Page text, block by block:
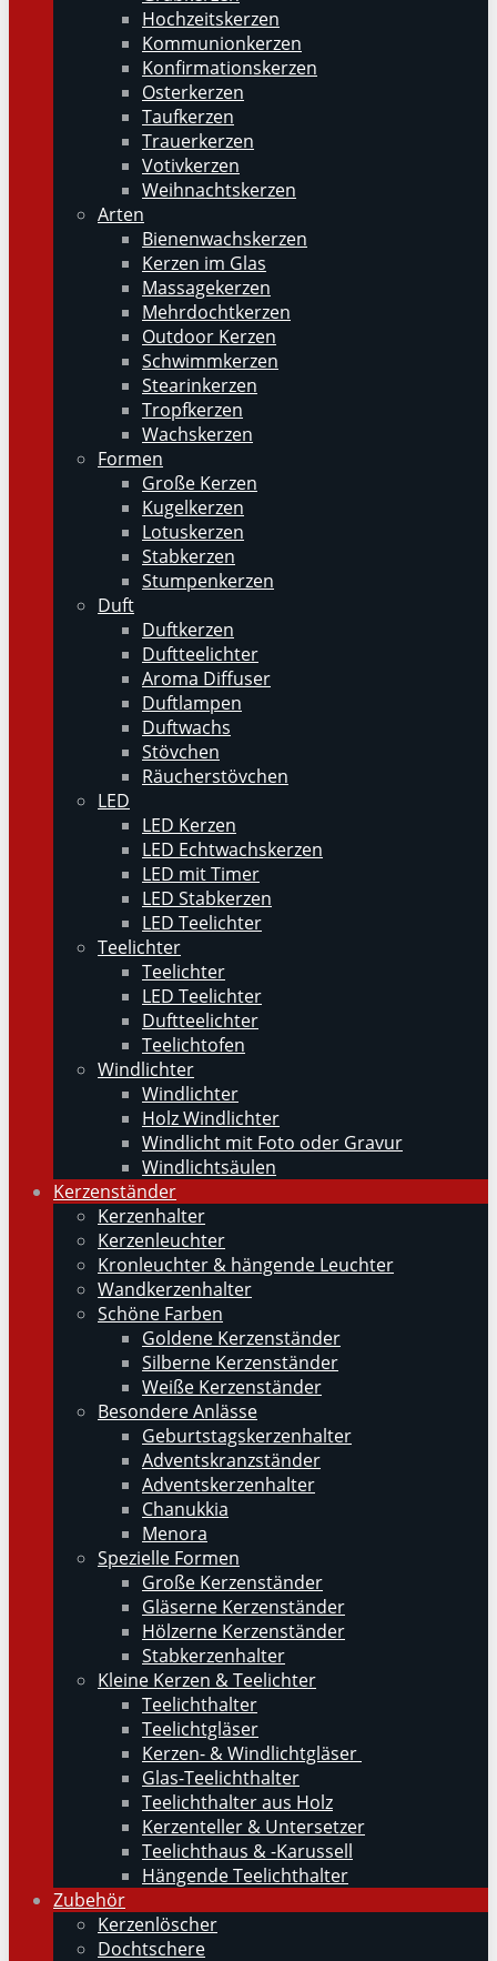
Hochzeitskerzen
Kommunionkerzen
Konfirmationskerzen
Osterkerzen
Taufkerzen
Trauerkerzen
Votivkerzen
Weihnachtskerzen
Arten
Bienenwachskerzen
Kerzen im Glas
Massagekerzen
Mehrdochtkerzen
Outdoor Kerzen
Schwimmkerzen
Stearinkerzen
Tropfkerzen
Wachskerzen
Formen
Große Kerzen
Kugelkerzen
Lotuskerzen
Stabkerzen
Stumpenkerzen
Duft
Duftkerzen
Duftteelichter
Aroma Diffuser
Duftlampen
Duftwachs
Stövchen
Räucherstövchen
LED
LED Kerzen
LED Echtwachskerzen
LED mit Timer
LED Stabkerzen
LED Teelichter
Teelichter
Teelichter
LED Teelichter
Duftteelichter
Teelichtofen
Windlichter
Windlichter
Holz Windlichter
Windlicht mit Foto oder Gravur
Windlichtsäulen
Kerzenständer
Kerzenhalter
Kerzenleuchter
Kronleuchter & hängende Leuchter
Wandkerzenhalter
Schöne Farben
Goldene Kerzenständer
Silberne Kerzenständer
Weiße Kerzenständer
Besondere Anlässe
Geburtstagskerzenhalter
Adventskranzständer
Adventskerzenhalter
Chanukkia
Menora
Spezielle Formen
Große Kerzenständer
Gläserne Kerzenständer
Hölzerne Kerzenständer
Stabkerzenhalter
Kleine Kerzen & Teelichter
Teelichthalter
Teelichtgläser
Kerzen- & Windlichtgläser
Glas-Teelichthalter
Teelichthalter aus Holz
Kerzenteller & Untersetzer
Teelichthaus & -Karussell
Hängende Teelichthalter
Zubehör
Kerzenlöscher
Dochtschere